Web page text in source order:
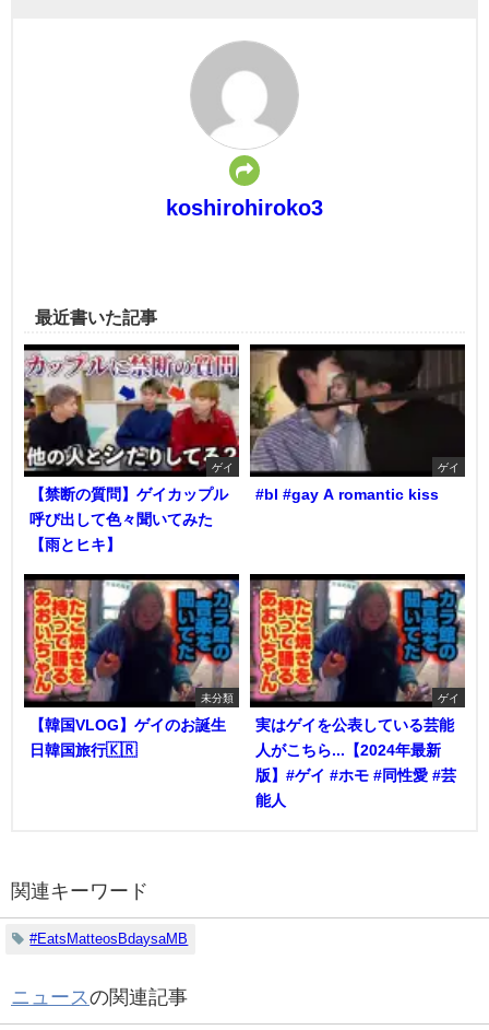
koshirohiroko3
最近書いた記事
ゲイ
【禁断の質問】ゲイカップル
呼び出して色々聞いてみた
【雨とヒキ】
ゲイ
#bl #gay A romantic kiss
未分類
【韓国VLOG】ゲイのお誕生
日韓国旅行🇰🇷
ゲイ
実はゲイを公表している芸能
人がこちら...【2024年最新
版】#ゲイ #ホモ #同性愛 #芸
能人
関連キーワード
#EatsMatteosBdaysaMB
ニュースの関連記事